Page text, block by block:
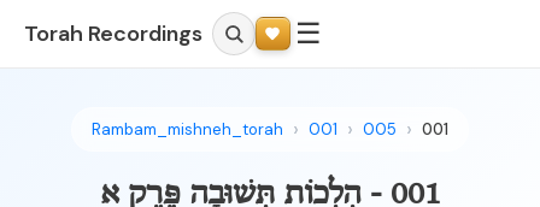
Torah Recordings ☰
Rambam_mishneh_torah 001 005 001
001 - הִלְכוֹת תְּשׁוּבָה פֵּרֶק א